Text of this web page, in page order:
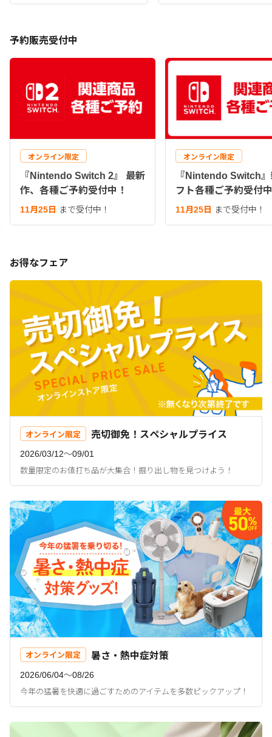
ポンジ♪
予約販売受付中
オンライン限定
『Nintendo Switch 2』 最新
作、各種ご予約受付中！
11月25日 まで受付中！
オンライン限定
『Nintendo Switch
フト各種ご予約受付
11月25日 まで受付中！
お得なフェア
オンライン限定 売切御免！スペシャルプライス
2026/03/12〜09/01
数量限定のお値打ち品が大集合！掘り出し物を見つけよう！
オンライン限定 暑さ・熱中症対策
2026/06/04〜08/26
今年の猛暑を快適に過ごすためのアイテムを多数ピックアップ！